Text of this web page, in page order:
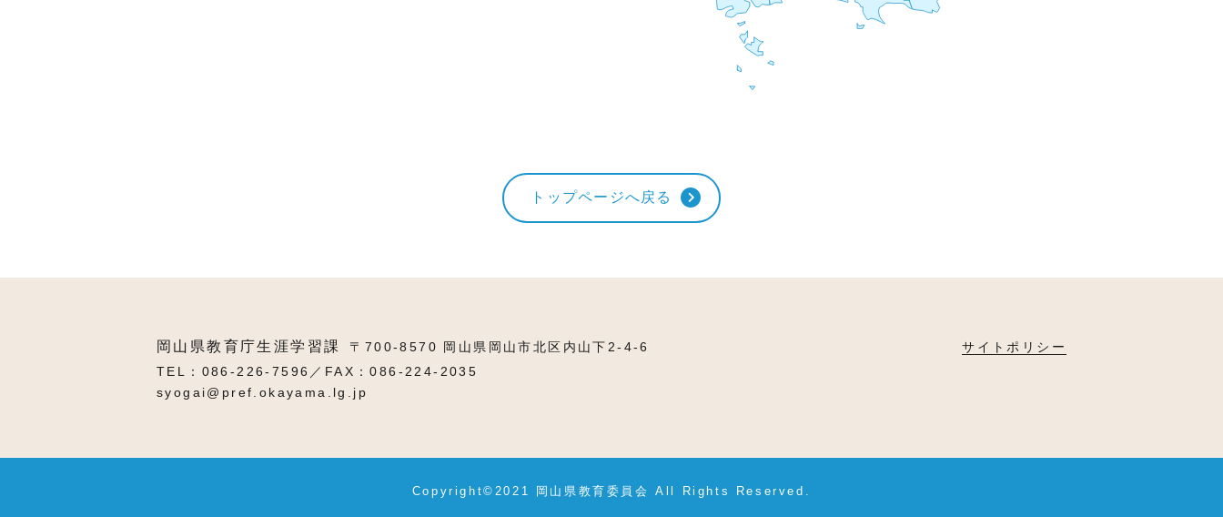
トップページへ戻る
岡山県教育庁生涯学習課
〒700-8570 岡山県岡山市北区内山下2-4-6
TEL：086-226-7596／FAX：086-224-2035
syogai@pref.okayama.lg.jp
サイトポリシー
Copyright©2021 岡山県教育委員会 All Rights Reserved.